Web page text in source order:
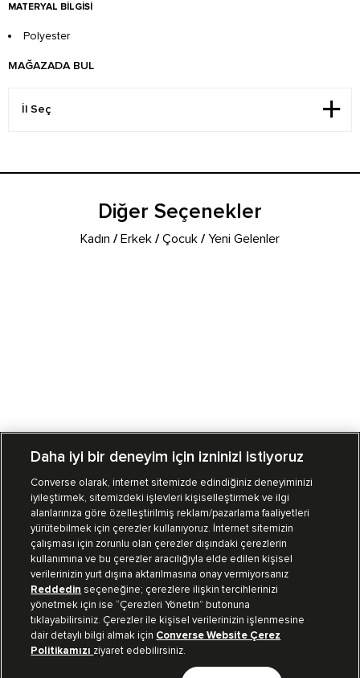
MATERYAL BILGISI
Polyester
MAĞAZADA BUL
Diğer Seçenekler
Kadın /Erkek /Çocuk /Yeni Gelenler
Mağazalarımız Sipariş Takibi
Müşteri İlişkileri
Koleksiyon
Kurumsal
Daha iyi bir deneyim için izninizi istiyoruz
Converse olarak, internet sitemizde edindiğiniz deneyiminizi
iyileştirmek, sitemizdeki işlevleri kişiselleştirmek ve ilgi
alanlarınıza göre özelleştirilmiş reklam/pazarlama faaliyetleri
yürütebilmek için çerezler kullanıyoruz. İnternet sitemizin
çalışması için zorunlu olan çerezler dışındaki çerezlerin
kullanımına ve bu çerezler aracılığıyla elde edilen kişisel
verilerinizin yurt dışına aktarılmasına onay vermiyorsanız
Reddedin seçeneğine; çerezlere ilişkin tercihlerinizi
yönetmek için ise “Çerezleri Yönetin” butonuna
tıklayabilirsiniz. Çerezler ile kişisel verilerinizin işlenmesine
dair detaylı bilgi almak için Converse Website Çerez
Politikamızı ziyaret edebilirsiniz.